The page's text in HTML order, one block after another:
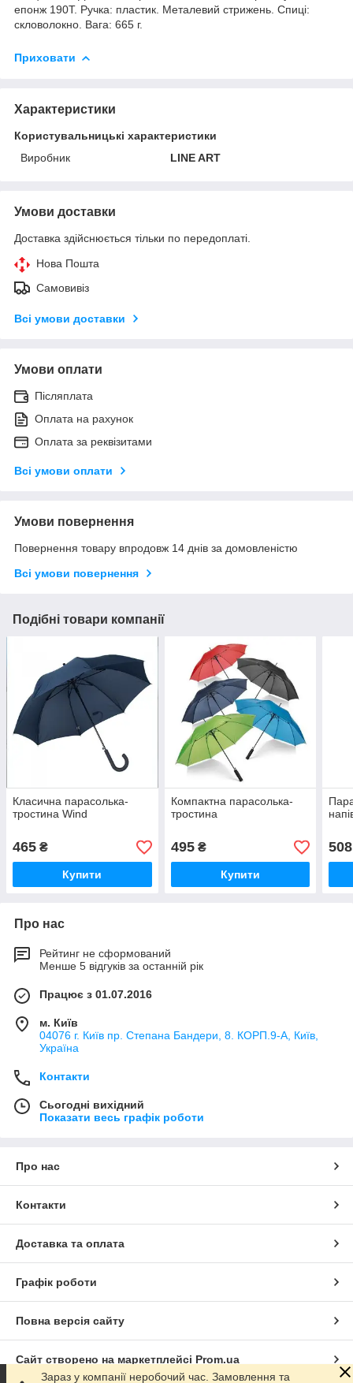
епонж 190T. Ручка: пластик. Металевий стрижень. Спиці:
скловолокно. Вага: 665 г.
Приховати
Характеристики
Користувальницькі характеристики
Виробник
LINE ART
Умови доставки
Доставка здійснюється тільки по передоплаті.
Нова Пошта
Самовивіз
Всі умови доставки
Умови оплати
Післяплата
Оплата на рахунок
Оплата за реквізитами
Всі умови оплати
Умови повернення
Повернення товару впродовж 14 днів за домовленістю
Всі умови повернення
Подібні товари компанії
Класична парасолька-
тростина Wind
465 ₴
Купити
Компактна парасолька-
тростина
495₴
Купити
508
Про нас
Рейтинг не сформований
Менше 5 відгуків за останній рік
Працює з 01.07.2016
м. Київ
04076 г. Київ пр. Степана Бандери, 8. КОРП.9-А, Київ,
Україна
Контакти
Сьогодні вихідний
Показати весь графік роботи
Про нас
Контакти
Доставка та оплата
Графік роботи
Повна версія сайту
Сайт створено на маркетплейсі Prom.ua
Зараз у компанії неробочий час. Замовлення та